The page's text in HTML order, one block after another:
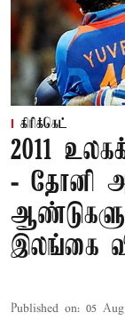
கிரிக்கெட்
2011
- தோனி
இலங்கை
Published on: 05